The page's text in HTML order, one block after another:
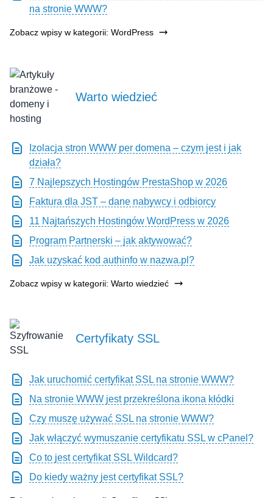
na stronie WWW?
Zobacz wpisy w kategorii: WordPress
Warto wiedzieć
Izolacja stron WWW per domena – czym jest i jak
działa?
7 Najlepszych Hostingów PrestaShop w 2026
Faktura dla JST – dane nabywcy i odbiorcy
11 Najtańszych Hostingów WordPress w 2026
Program Partnerski – jak aktywować?
Jak uzyskać kod authinfo w nazwa.pl?
Zobacz wpisy w kategorii: Warto wiedzieć
Certyfikaty SSL
Jak uruchomić certyfikat SSL na stronie WWW?
Na stronie WWW jest przekreślona ikona kłódki
Czy muszę używać SSL na stronie WWW?
Jak włączyć wymuszanie certyfikatu SSL w cPanel?
Co to jest certyfikat SSL Wildcard?
Do kiedy ważny jest certyfikat SSL?